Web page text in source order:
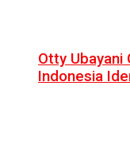
Otty Ubayani
Indonesia